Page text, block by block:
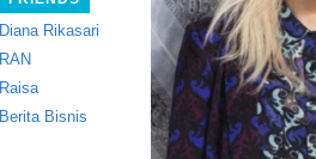
Diana Rikasari
RAN
Raisa
Berita Bisnis